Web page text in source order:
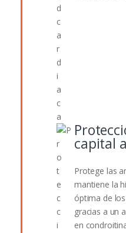
capital
Protege las
mantiene la
óptima de
gracias a un
en